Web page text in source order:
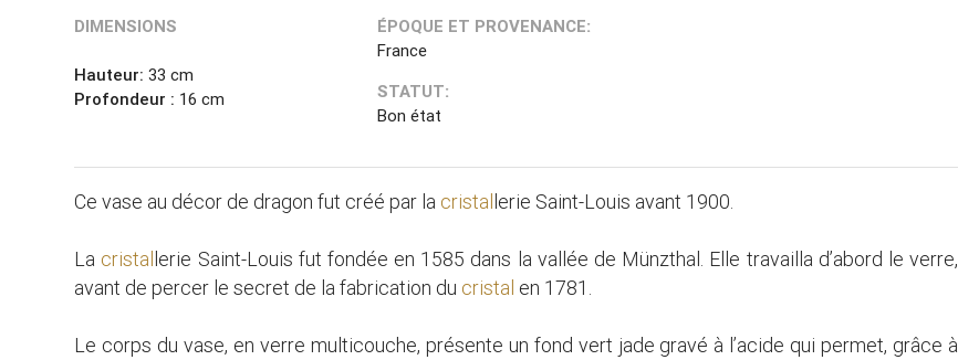
DIMENSIONS
Hauteur: 33 cm
Profondeur : 16 cm
ÉPOQUE ET PROVENANCE:
France
STATUT:
Bon état
Ce vase au décor de dragon fut créé par la cristallerie Saint-Louis avant 1900.
La cristallerie Saint-Louis fut fondée en 1585 dans la vallée de Münzthal. Elle travailla d’abord le verre,
avant de percer le secret de la fabrication du cristal en 1781.
Le corps du vase, en verre multicouche, présente un fond vert jade gravé à l’acide qui permet, grâce à